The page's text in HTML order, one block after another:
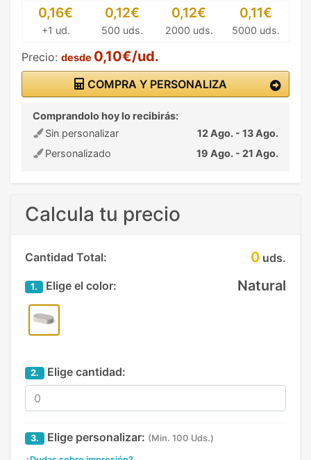
0,16€
+1 ud.
0,12€
500 uds.
0,12€
2000 uds.
0,11€
5000 uds.
Precio: desde 0,10€/ud.
COMPRA Y PERSONALIZA
Comprandolo hoy lo recibirás:
Sin personalizar
12 Ago. - 13 Ago.
Personalizado
19 Ago. - 21 Ago.
Calcula tu precio
Cantidad Total: 0 uds.
1. Elige el color: Natural
2. Elige cantidad:
3. Elige personalizar: (Min. 100 Uds.)